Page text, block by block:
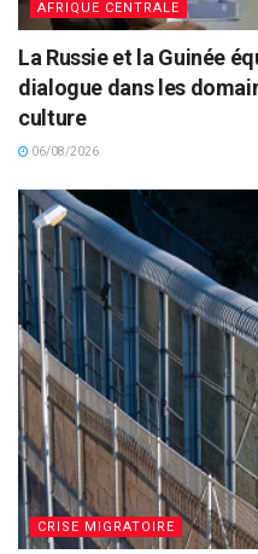
AFRIQUE CENTRALE
La Russie et la Guinée
dialogue dans les
culture
06/08/2026
CRISE MIGRATOIRE